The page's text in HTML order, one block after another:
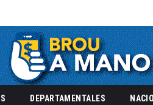
DEPARTAMENTALES